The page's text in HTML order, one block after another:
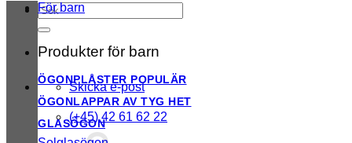
Sök
efter:
Skicka e-post
(+45) 42 61 62 22
För barn
Produkter för barn
ÖGONPLÅSTER
ÖGONLAPPAR AV TYG
GLASÖGON